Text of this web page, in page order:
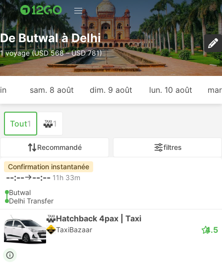
De Butwal à Delhi
1 voyage (USD 568 – USD 781)
sam. 8 août dim. 9 août lun. 10 août
Tout1 1
Recommandé filtres
Confirmation instantanée
--:-- --:-- 11h 33m
Butwal
Delhi Transfer
Hatchback 4pax | Taxi
TaxiBazaar 4.5